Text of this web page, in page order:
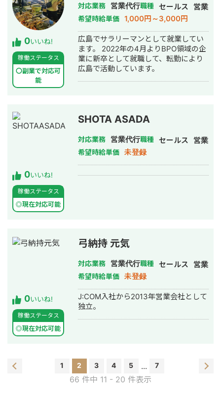
場メンバーが不足している →チーム毎
派遣し、品質担保から行います
0いいね!
稼働ステータス
〇副業で対応可
能
対応業務 営業代行職種 セールス 営業
希望時給単価 1,000円～3,000円
広島でサラリーマンとして就業してい
ます。 2022年の4月よりBPO領域の企
業に新卒として就職して、転勤により
広島で活動しています。
0いいね!
稼働ステータス
◎現在対応可能
SHOTA ASADA
対応業務 営業代行職種 セールス 営業
希望時給単価 未登録
0いいね!
稼働ステータス
◎現在対応可能
弓納持 元気
対応業務 営業代行職種 セールス 営業
希望時給単価 未登録
J:COM入社から2013年営業会社として
独立。
1 2 3 4 5 ... 7
66 件中 11 - 20 件表示